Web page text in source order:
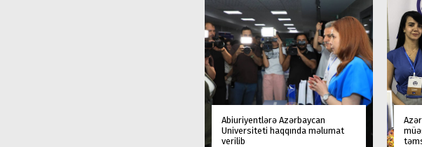
Abiuriyentlərə Azərbaycan
Universiteti haqqında məlumat
verilib